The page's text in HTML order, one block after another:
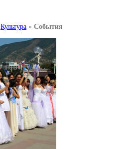
Культура » События